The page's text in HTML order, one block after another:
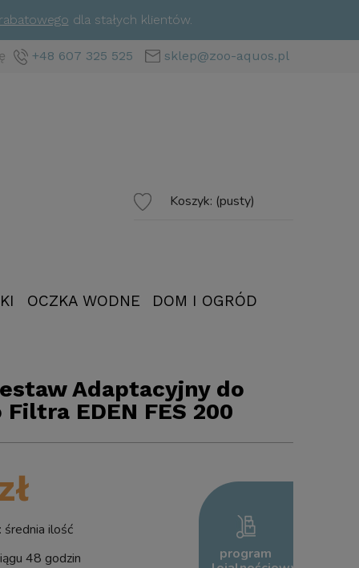
dla stałych klientów.
+48 607 325 525 sklep@zoo-aquos.pl
Koszyk: (pusty)
OCZKA WODNE DOM I OGRÓD
Adaptacyjny do
Filtra EDEN FES 200
średnia ilość
48 godzin
program